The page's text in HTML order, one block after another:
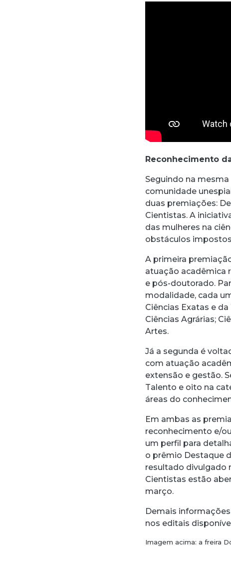
Reconhecimento
Seguindo na
comunidade
duas premiações:
Cientistas. A
das mulheres na
obstáculos
A primeira
atuação acadêmica
e pós-doutorado.
modalidade, cada
Ciências Exatas e
Ciências Agrárias;
Artes.
Já a segunda é
com atuação
extensão e gestão.
Talento e oito na
áreas do
Em ambas as
reconhecimento e/
um perfil para
o prêmio Destaque
resultado divulgado
Cientistas estão
março.
Demais
nos editais
Imagem acima: a freira